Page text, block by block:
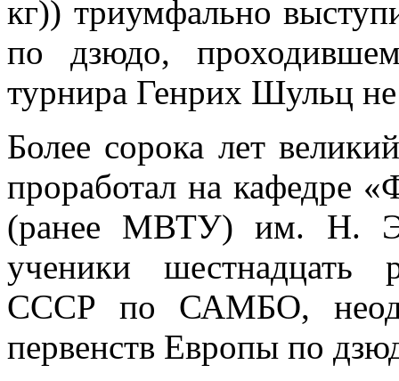
кг)) триумфально
по дзюдо,
турнира Генрих Шульц
Более сорока лет
проработал на кафедре
(ранее МВТУ) им. Н. Э.
ученики шестнадцать
СССР по САМБО,
первенств Европы по